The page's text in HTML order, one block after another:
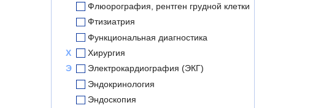
Флюорография, рентген грудной клетки
Фтизиатрия
Функциональная диагностика
Х
Хирургия
Э
Электрокардиография (ЭКГ)
Эндокринология
Эндоскопия